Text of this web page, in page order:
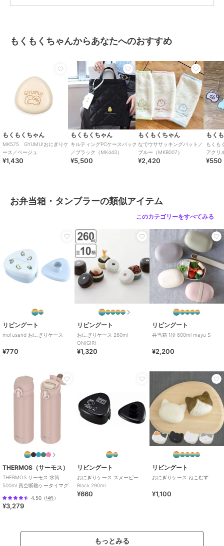
もくもくちゃんからあなたへのおすすめ
もくもくちゃん
MK575 GYUMU!おにぎりケ
ース／ベージュ
¥1,430
もくもくちゃん
キルティングPCケースバック
／ブラック（MK443）
¥5,500
もくもくちゃん
なでウササッキングパット／
ブルー（MKB007）
¥2,420
もく
もくも
アクリ
ラシ（
¥550
お弁当箱・タンブラーの類似アイテム
このカテゴリーをすべてみる
リビングート
mofusand おにぎりケース
¥770
リビングート
おにぎりケース 260ml
ONIGIRI
¥1,320
リビングート
弁当箱 1段 600ml mayu S
¥2,200
THERMOS（サーモス）
THERMOS サーモス 水筒
500ml 真空断熱ケータイマグ
4.50 （14件）
¥3,279
リビングート
おにぎりケース スヌーピー
Black 290ml
¥660
リビングート
おにぎりケース ねこむす
¥1,100
もっとみる